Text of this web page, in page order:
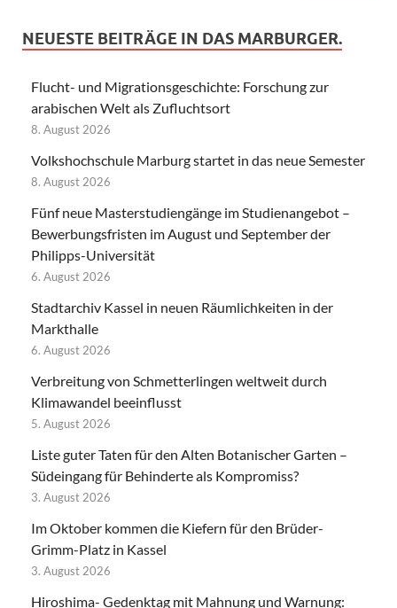
NEUESTE BEITRÄGE IN DAS MARBURGER.
Flucht- und Migrationsgeschichte: Forschung zur
arabischen Welt als Zufluchtsort
8. August 2026
Volkshochschule Marburg startet in das neue Semester
8. August 2026
Fünf neue Masterstudiengänge im Studienangebot –
Bewerbungsfristen im August und September der
Philipps-Universität
6. August 2026
Stadtarchiv Kassel in neuen Räumlichkeiten in der
Markthalle
6. August 2026
Verbreitung von Schmetterlingen weltweit durch
Klimawandel beeinflusst
5. August 2026
Liste guter Taten für den Alten Botanischer Garten –
Südeingang für Behinderte als Kompromiss?
3. August 2026
Im Oktober kommen die Kiefern für den Brüder-
Grimm-Platz in Kassel
3. August 2026
Hiroshima- Gedenktag mit Mahnung und Warnung: